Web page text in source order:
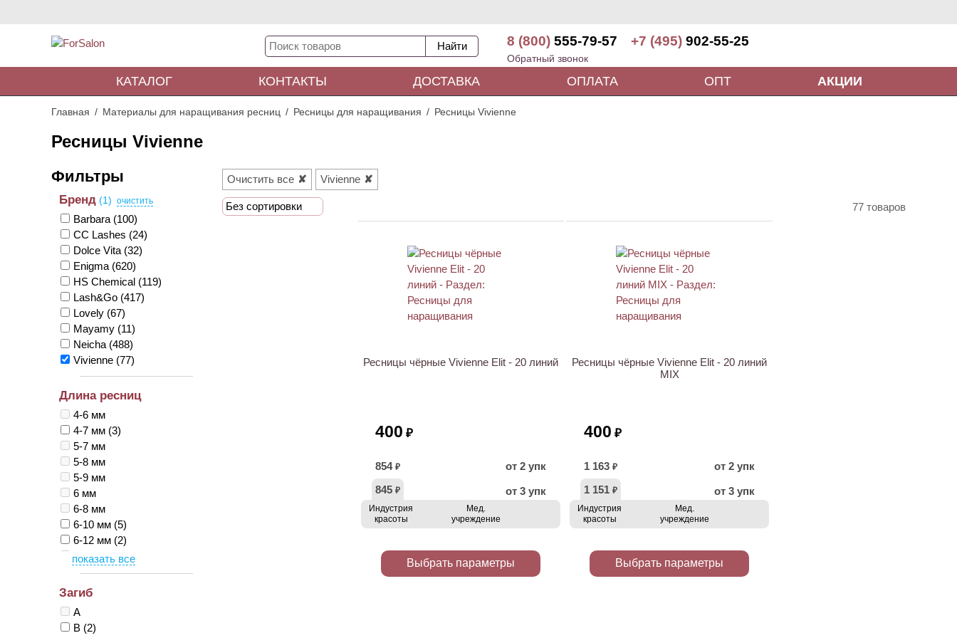
8 (800) 555-79-57 +7 (495) 902-55-25
Обратный звонок
КАТАЛОГ КОНТАКТЫ ДОСТАВКА ОПЛАТА ОПТ АКЦИИ
Главная Материалы для наращивания ресниц Ресницы для наращивания Ресницы Vivienne
Ресницы Vivienne
Бренд (1)
Barbara (100)
CC Lashes (24)
Dolce Vita (32)
Enigma (620)
HS Chemical (119)
Lash&Go (417)
Lovely (67)
Mayamy (11)
Neicha (488)
Vivienne (77)
Длина ресниц
4-6 мм
4-7 мм (3)
5-7 мм
5-8 мм
5-9 мм
6 мм
6-8 мм
6-10 мм (5)
6-12 мм (2)
6-13 мм
7 мм(2)
7-9 мм
7-13 мм
7-14 мм
Загиб
A
B (2)
Очистить все Vivienne
Без сортировки 77 товаров
Ресницы чёрные Vivienne Elit - 20 линий
400 ₽
854 ₽
от 2 упк
845 ₽ от 3 упк
Индустрия
красоты
Мед.
учреждение
Выбрать параметры
Ресницы чёрные Vivienne Elit - 20 линий
MIX
400 ₽
1 163 ₽
от 2 упк
1 151 ₽ от 3 упк
Индустрия
красоты
Мед.
учреждение
Выбрать параметры